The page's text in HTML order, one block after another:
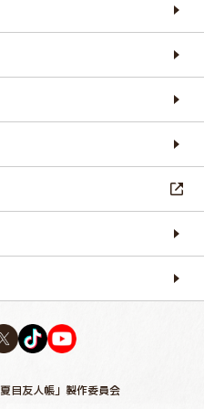
目友人帳」製作委員会